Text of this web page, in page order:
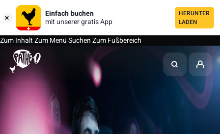
Einfach buchen
mit unserer gratis App
HERUNTER
LADEN
Zum InhaltZum MenüSuchenZum Fußbereich